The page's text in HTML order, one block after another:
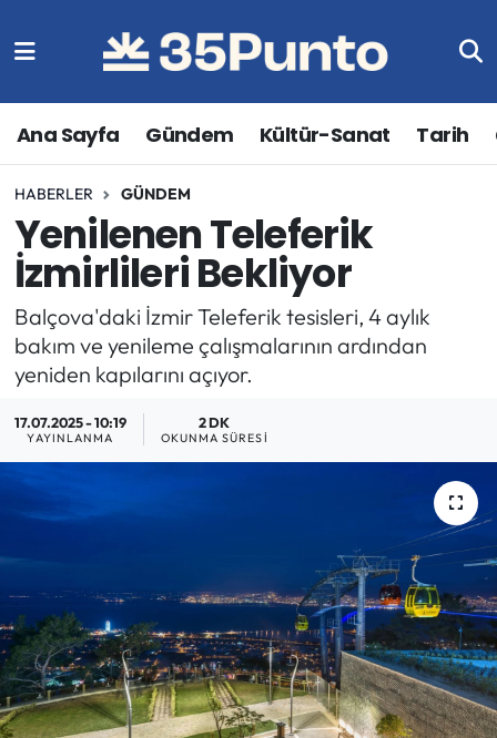
Ana Sayfa Gündem Kültür-Sanat Tarih
HABERLER GÜNDEM
Yenilenen Teleferik
İzmirlileri Bekliyor
Balçova'daki İzmir Teleferik tesisleri, 4 aylık
bakım ve yenileme çalışmalarının ardından
yeniden kapılarını açıyor.
17.07.2025 - 10:19
YAYINLANMA
2 DK
OKUNMA SÜRESI